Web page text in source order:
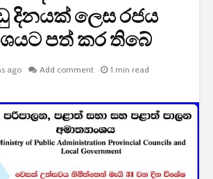
දිනයක් ලෙස රජය
පත් කර තිබේ
ago Add comment 1 min read